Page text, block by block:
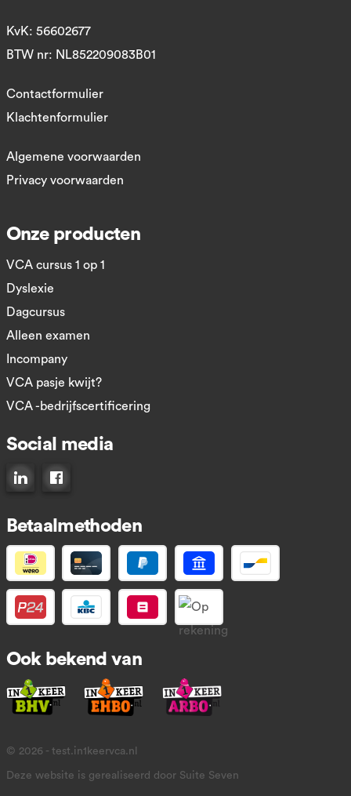
KvK: 56602677
BTW nr: NL852209083B01
Contactformulier
Klachtenformulier
Algemene voorwaarden
Privacy voorwaarden
Onze producten
VCA cursus 1 op 1
Dyslexie
Dagcursus
Alleen examen
Incompany
VCA pasje kwijt?
VCA -bedrijfscertificering
Social media
Connect op LinkedIn
Like ons op Facebook
Betaalmethoden
Ook bekend van
© 2026 - test.in1keervca.nl
Deze website is gerealiseerd door Suite Seven